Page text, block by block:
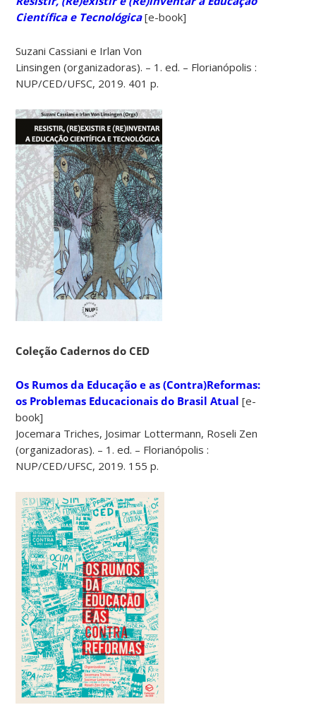
Científica e Tecnológica[e-book]
Suzani Cassiani e Irlan Von
Linsingen (organizadoras). – 1. ed. – Florianópolis :
NUP/CED/UFSC, 2019. 401 p.
Coleção Cadernos do CED
Os Rumos da Educação e as (Contra)Reformas:
os Problemas Educacionais do Brasil Atual [e-
book]
Jocemara Triches, Josimar Lottermann, Roseli Zen
(organizadoras). – 1. ed. – Florianópolis :
NUP/CED/UFSC, 2019. 155 p.